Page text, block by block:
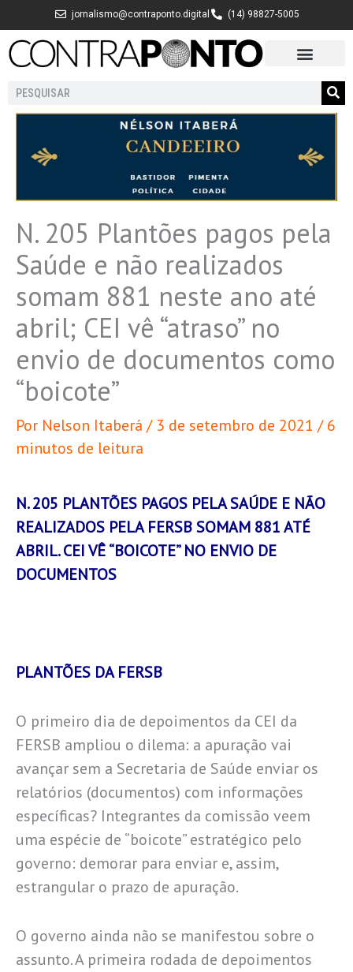
para
jornalismo@contraponto.digital (14) 98827-5005
Pesquisar
N. 205 Plantões pagos pela
Saúde e não realizados
somam 881 neste ano até
abril; CEI vê “atraso” no
envio de documentos como
“boicote”
Por Nelson Itaberá / 3 de setembro de 2021 /6
minutos de leitura
N. 205 PLANTÕES PAGOS PELA SAÚDE E NÃO
REALIZADOS PELA FERSB SOMAM 881 ATÉ
ABRIL. CEI VÊ “BOICOTE” NO ENVIO DE
DOCUMENTOS
PLANTÕES DA FERSB
O primeiro dia de depoimentos da CEI da
FERSB ampliou o dilema: a apuração vai
avançar sem a Secretaria de Saúde enviar os
relatórios (documentos) com informações
específicas? Integrantes da comissão veem
uma espécie de “boicote” estratégico pelo
governo: demorar para enviar e, assim,
estrangular o prazo de apuração.
O governo ainda não se manifestou sobre o
assunto. A primeira rodada de depoimentos